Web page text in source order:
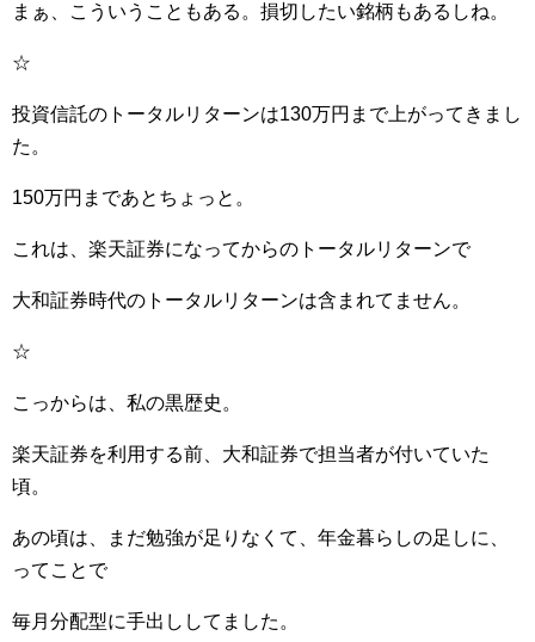
まぁ、こういうこともある。損切したい銘柄もあるしね。
☆
投資信託のトータルリターンは130万円まで上がってきまし
た。
150万円まであとちょっと。
これは、楽天証券になってからのトータルリターンで
大和証券時代のトータルリターンは含まれてません。
☆
こっからは、私の黒歴史。
楽天証券を利用する前、大和証券で担当者が付いていた
頃。
あの頃は、まだ勉強が足りなくて、年金暮らしの足しに、
ってことで
毎月分配型に手出ししてました。